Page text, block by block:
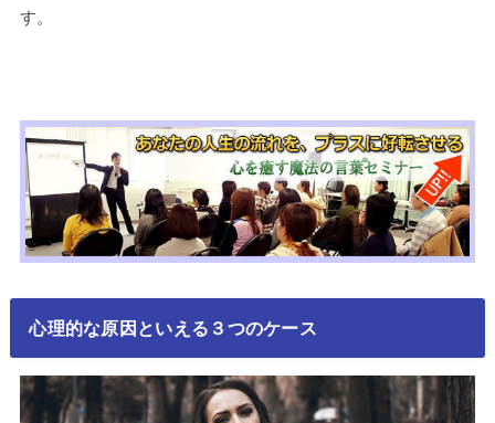
す。
心理的な原因といえる３つのケース